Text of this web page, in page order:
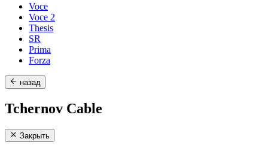
Voce
Voce 2
Thesis
SR
Prima
Forza
назад
Tchernov Cable
Закрыть